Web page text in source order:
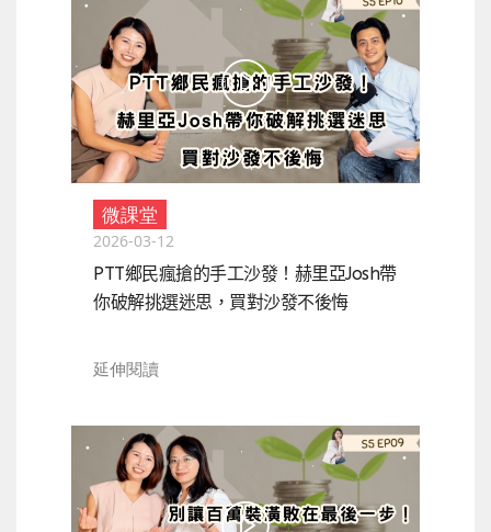
微課堂
2026-03-12
PTT鄉民瘋搶的手工沙發！赫里亞Josh帶
你破解挑選迷思，買對沙發不後悔
延伸閱讀